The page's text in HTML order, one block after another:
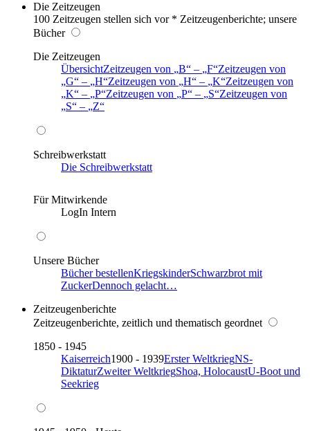
Die Zeitzeugen
100 Zeitzeugen stellen sich vor * Zeitzeugenberichte; unsere
Bücher
Die Zeitzeugen
ÜbersichtZeitzeugen von B – F Zeitzeugen von
G
– H Zeitzeugen von H – K Zeitzeugen von
K
– P Zeitzeugen von P – S Zeitzeugen von
S
– Z
Schreibwerkstatt
Die Schreibwerkstatt
Für Mitwirkende
LogIn Intern
Unsere Bücher
Bücher bestellenKriegskinderSchwarzbrot mit
ZuckerDennoch gelacht…
Zeitzeugenberichte
Zeitzeugenberichte, zeitlich und thematisch geordnet
1850 - 1945
Kaiserreich1900 - 1939Erster WeltkriegNS-
DiktaturZweiter WeltkriegShoa, HolocaustU-Boot und
Seekrieg